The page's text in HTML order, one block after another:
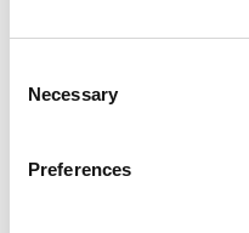
Selection
Necessary
Preferences
positive
blandt andet, at